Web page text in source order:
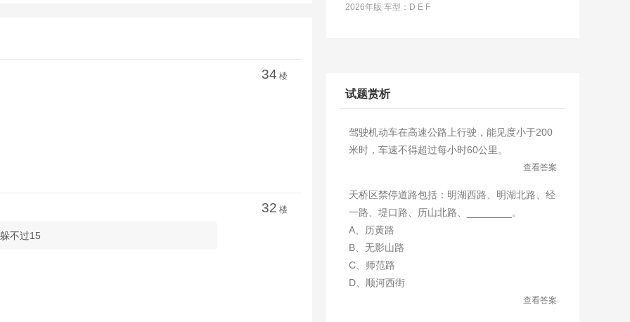
34 楼
32 楼
不过15
2026年版 车型：D E F
试题赏析
驾驶机动车在高速公路上行驶，能见度小于200
米时，车速不得超过每小时60公里。
查看答案
天桥区禁停道路包括：明湖西路、明湖北路、经
一路、堤口路、历山北路、________。
A、历黄路
B、无影山路
C、师范路
D、顺河西街
查看答案